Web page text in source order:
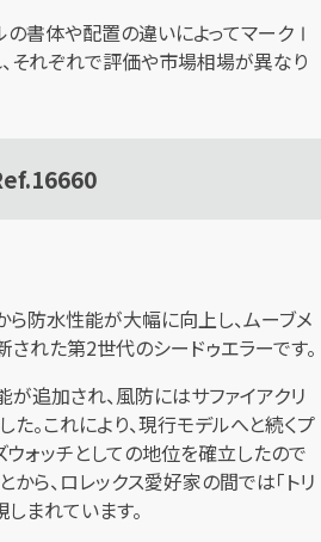
の書体や配置の違いによってマークⅠ
それぞれで評価や市場相場が異なり
ら防水性能が大幅に向上し、ムーブメ
された第2世代のシードゥエラーです。
追加され、風防にはサファイアクリ
。これにより、現行モデルへと続くプ
ウォッチとしての地位を確立したので
から、ロレックス愛好家の間では「トリ
まれています。